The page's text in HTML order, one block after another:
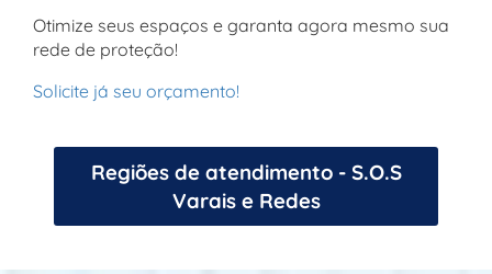
Otimize seus espaços e garanta agora mesmo sua
rede de proteção!
Solicite já seu orçamento!
Regiões de atendimento - S.O.S
Varais e Redes